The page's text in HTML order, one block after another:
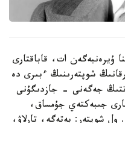
ۇيرەنبەگەن ات، قاباقتارى
شوپتەرىنىڭ ءبىرى دە
جەگەنى - جازدىگۇنى
جىبەكتەي جۇمساق،
شوپتەر: بەتەگە، تارلاۋ،